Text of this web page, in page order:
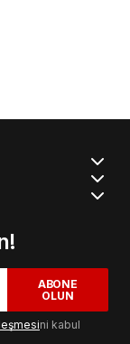
ABONE
OLUN
ni kabul